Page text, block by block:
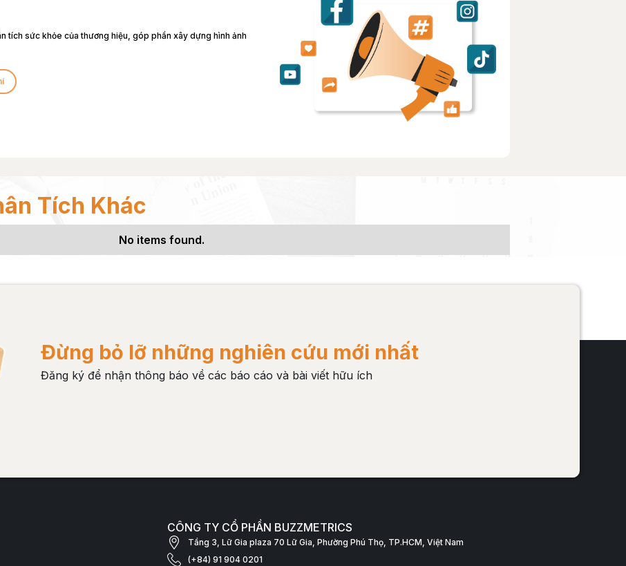
tích sức khỏe của thương hiệu, góp phần xây dựng hình ảnh
Tích Khác
No items found.
Đừng bỏ lỡ những nghiên cứu mới nhất
Đăng ký để nhận thông báo về các báo cáo và bài viết hữu ích
CÔNG TY CỔ PHẦN BUZZMETRICS
Tầng 3, Lữ Gia plaza 70 Lữ Gia, Phường Phú Thọ, TP.HCM, Việt Nam
(+84) 91 904 0201